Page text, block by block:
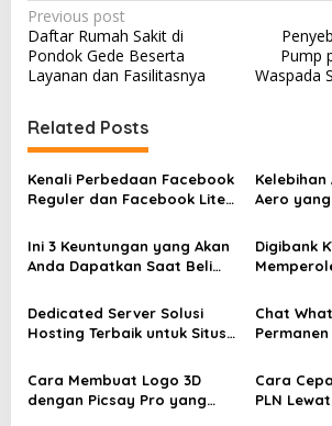
P
o
s
t
n
a
v
i
g
t
o
Previous post
Daftar Rumah Sakit di
Pondok Gede Beserta
Layanan dan Fasilitasnya
Pump
Waspada
Related Posts
Kenali Perbedaan Facebook
Reguler dan Facebook Lite
Kelebihan
Aero
Ini 3 Keuntungan yang Akan
Anda Dapatkan Saat Beli
Digibank
Dedicated Server Solusi
Hosting Terbaik untuk Situs
Chat
Tepat
Cara Membuat Logo 3D
dengan Picsay Pro yang
Cara
PLN